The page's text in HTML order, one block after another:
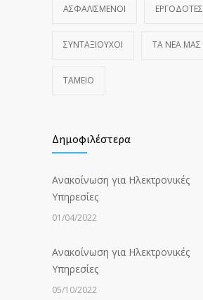
ΑΣΦΑΛΙΣΜΕΝΟΙ ΕΡΓΟΔΟΤΕΣ
ΣΥΝΤΑΞΙΟΥΧΟΙ ΤΑ ΝΈΑ ΜΑΣ
ΤΑΜΕΙΟ
Δημοφιλέστερα
Ανακοίνωση για Ηλεκτρονικές
Υπηρεσίες
01/04/2022
Ανακοίνωση για Ηλεκτρονικές
Υπηρεσίες
05/10/2022